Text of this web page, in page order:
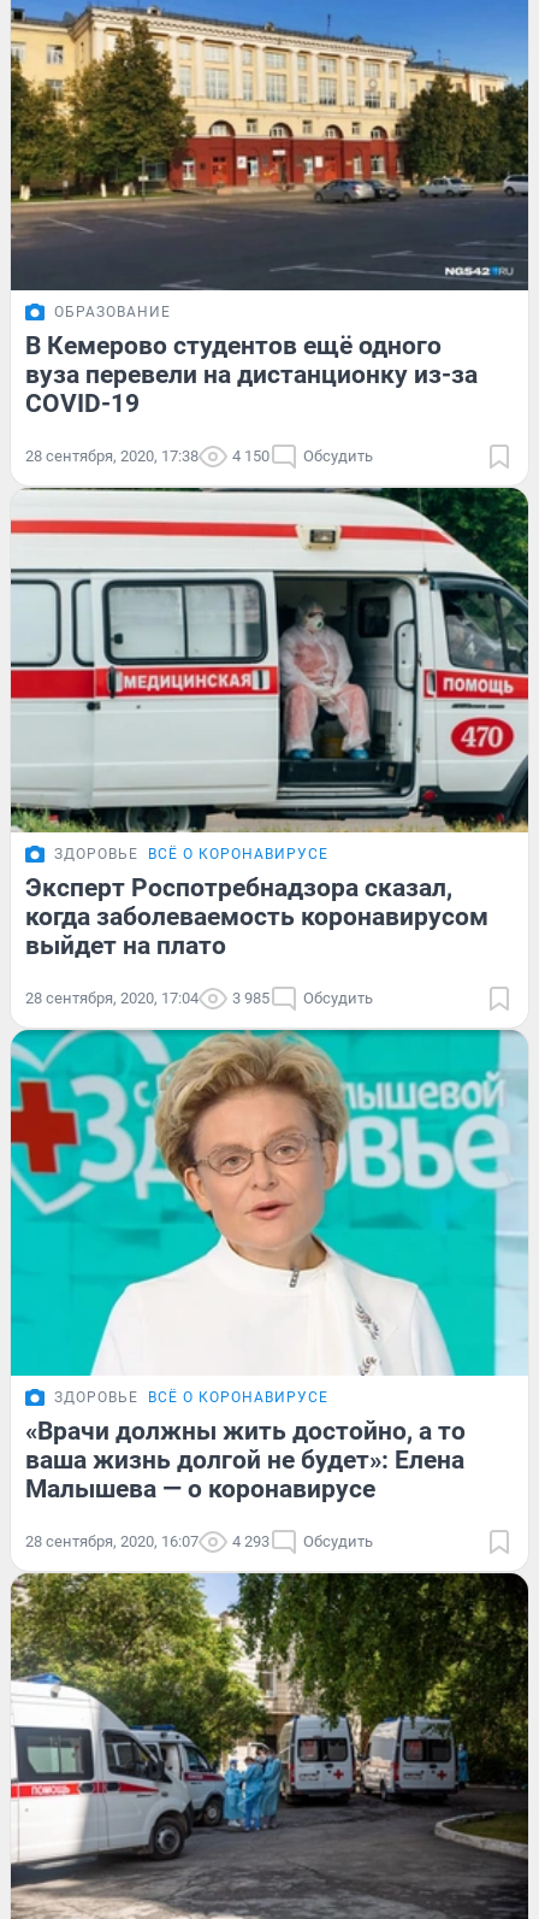
ОБРАЗОВАНИЕ
В Кемерово студентов ещё одного
вуза перевели на дистанционку из-за
COVID-19
28 сентября, 2020, 17:38 4 150 Обсудить
ЗДОРОВЬЕ ВСЁ О КОРОНАВИРУСЕ
Эксперт Роспотребнадзора сказал,
когда заболеваемость коронавирусом
выйдет на плато
28 сентября, 2020, 17:04 3 985 Обсудить
ЗДОРОВЬЕ ВСЁ О КОРОНАВИРУСЕ
«Врачи должны жить достойно, а то
ваша жизнь долгой не будет»: Елена
Малышева — о коронавирусе
28 сентября, 2020, 16:07 4 293 Обсудить